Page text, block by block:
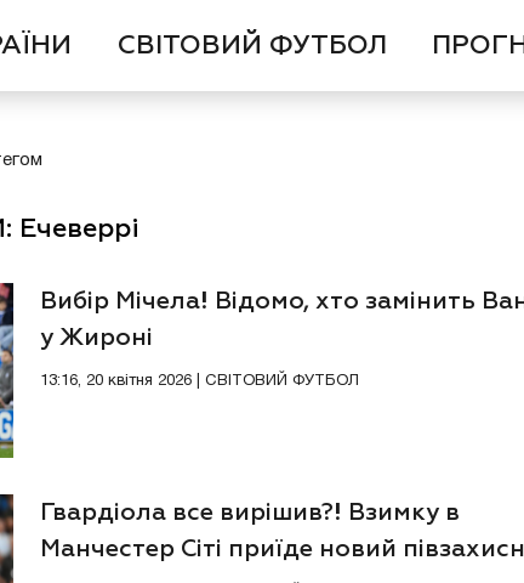
СВІТОВИЙ ФУТБОЛ
Ечеверрі
Вибір Мічела! Відомо, хто замінить
у Жироні
13:16, 20 квітня 2026 | СВІТОВИЙ ФУТБОЛ
Гвардіола все вирішив?! Взимку в
Манчестер Сіті приїде новий